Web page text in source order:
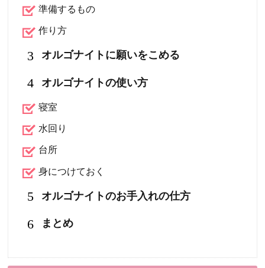
準備するもの
作り方
3 オルゴナイトに願いをこめる
4 オルゴナイトの使い方
寝室
水回り
台所
身につけておく
5 オルゴナイトのお手入れの仕方
6 まとめ